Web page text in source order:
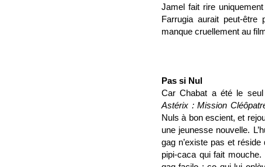
Jamel fait rire
Farrugia aurait peut-être
manque cruellement au
Pas si Nul
Car Chabat a été le
Astérix : Mission
Nuls à bon escient, et
une jeunesse nouvelle.
gag n’existe pas et
pipi-caca qui fait